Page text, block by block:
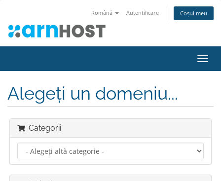
Română Autentificare Coșul meu
Alegeți un domeniu...
Categorii